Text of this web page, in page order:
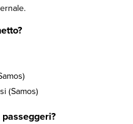
(Samos)